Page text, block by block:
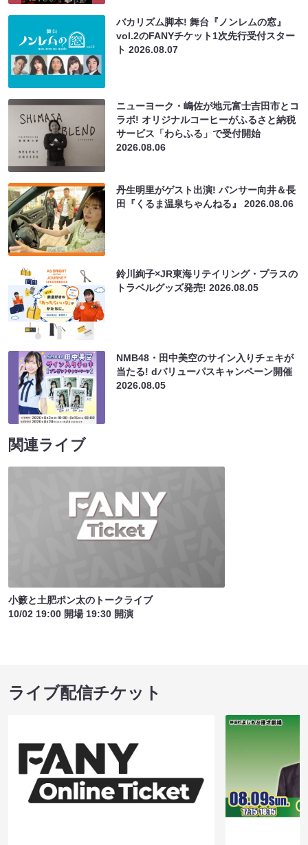
バカリズム脚本! 舞台『ノンレムの窓』
vol.2のFANYチケット1次先行受付スター
ト2026.08.07
ニューヨーク・嶋佐が地元富士吉田市とコ
ラボ! オリジナルコーヒーがふるさと納税
サービス「わらふる」で受付開始
2026.08.06
丹生明里がゲスト出演! パンサー向井＆長
田『くるま温泉ちゃんねる』2026.08.06
鈴川絢子×JR東海リテイリング・プラスの
トラベルグッズ発売!2026.08.05
NMB48・田中美空のサイン入りチェキが
当たる! dバリューパスキャンペーン開催
2026.08.05
関連ライブ
小籔と土肥ポン太のトークライブ
10/02 19:00 開場 19:30 開演
ライブ配信チケット